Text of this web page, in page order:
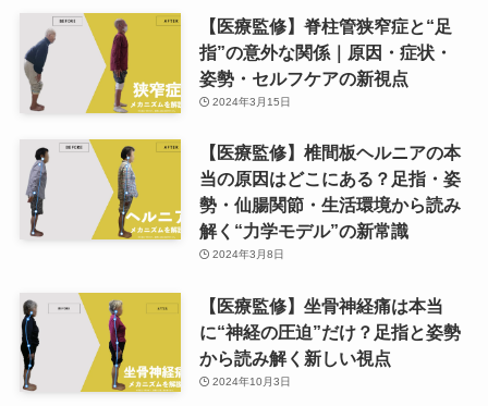
【医療監修】脊柱管狭窄症と“足
指”の意外な関係｜原因・症状・
姿勢・セルフケアの新視点
2024年3月15日
【医療監修】椎間板ヘルニアの本
当の原因はどこにある？足指・姿
勢・仙腸関節・生活環境から読み
解く“力学モデル”の新常識
2024年3月8日
【医療監修】坐骨神経痛は本当
に“神経の圧迫”だけ？足指と姿勢
から読み解く新しい視点
2024年10月3日